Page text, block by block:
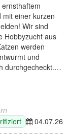
ernsthaftem
mit einer kurzen
Wir sind
Hobbyzucht aus
werden
und
durchgecheckt.…
04.07.26